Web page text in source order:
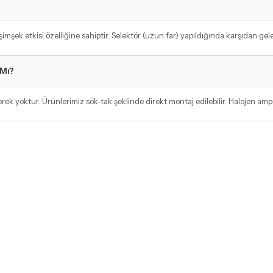
etkisi özelliğine sahiptir. Selektör (uzun far) yapıldığında karşıdan
yoktur. Ürünlerimiz sök-tak şeklinde direkt montaj edilebilir. Halojen